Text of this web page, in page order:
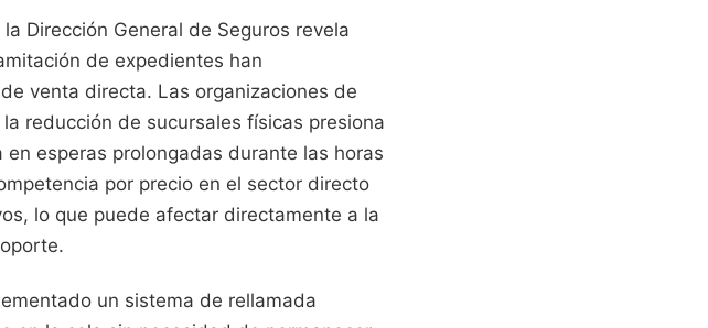
Dirección General de Seguros revela
de expedientes han
venta directa. Las organizaciones de
reducción de sucursales físicas presiona
esperas prolongadas durante las horas
por precio en el sector directo
lo que puede afectar directamente a la
un sistema de rellamada